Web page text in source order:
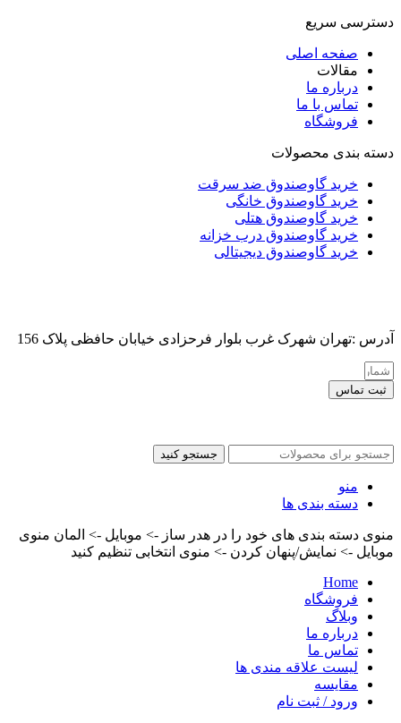
دسترسی سریع
صفحه اصلی
مقالات
درباره ما
تماس با ما
فروشگاه
دسته بندی محصولات
خرید گاوصندوق ضد سرقت
خرید گاوصندوق خانگی
خرید گاوصندوق هتلی
خرید گاوصندوق درب خزانه
خرید گاوصندوق دیجیتالی
آدرس :تهران شهرک غرب بلوار فرحزادی خیابان حافظی پلاک 156
ثبت تماس
جستجو کنید
منو
دسته بندی ها
منوی دسته بندی های خود را در هدر ساز -> موبایل -> المان منوی
موبایل -> نمایش/پنهان کردن -> منوی انتخابی تنظیم کنید
Home
فروشگاه
وبلاگ
درباره ما
تماس ما
لیست علاقه مندی ها
مقایسه
ورود / ثبت نام